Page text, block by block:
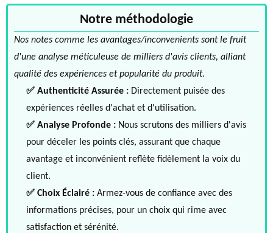
Notre méthodologie
Nos notes comme les avantages/inconvenients sont le fruit
d'une analyse méticuleuse de milliers d'avis clients, alliant
qualité des expériences et popularité du produit.
✅ Authenticité Assurée : Directement puisée des
expériences réelles d'achat et d'utilisation.
✅ Analyse Profonde : Nous scrutons des milliers d'avis
pour déceler les points clés, assurant que chaque
avantage et inconvénient reflète fidèlement la voix du
client.
✅ Choix Éclairé : Armez-vous de confiance avec des
informations précises, pour un choix qui rime avec
satisfaction et sérénité.